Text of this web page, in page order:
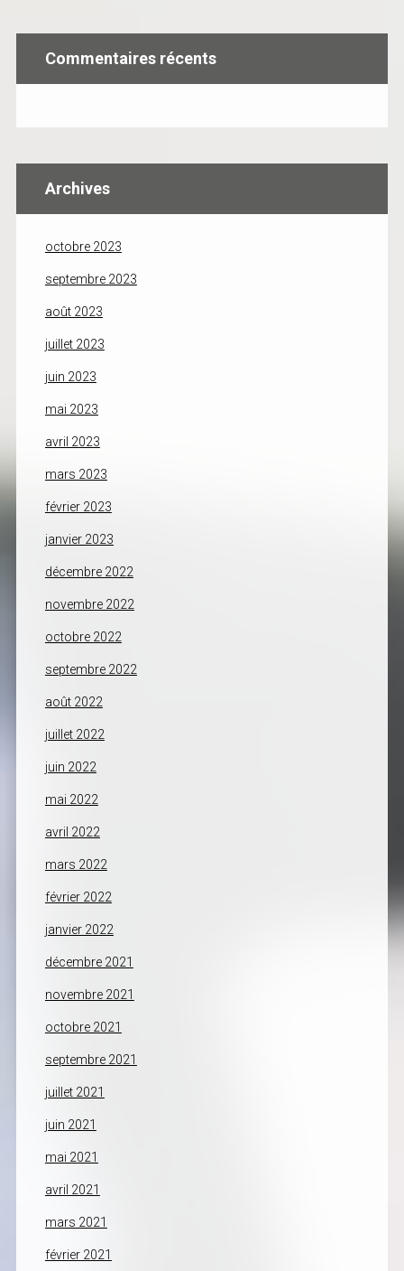
Commentaires récents
Archives
octobre 2023
septembre 2023
août 2023
juillet 2023
juin 2023
mai 2023
avril 2023
mars 2023
février 2023
janvier 2023
décembre 2022
novembre 2022
octobre 2022
septembre 2022
août 2022
juillet 2022
juin 2022
mai 2022
avril 2022
mars 2022
février 2022
janvier 2022
décembre 2021
novembre 2021
octobre 2021
septembre 2021
juillet 2021
juin 2021
mai 2021
avril 2021
mars 2021
février 2021